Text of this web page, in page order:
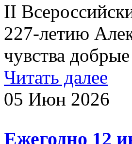
II
227-летию
чувства
Читать далее
05 Июн 2026
Ежегодно 12